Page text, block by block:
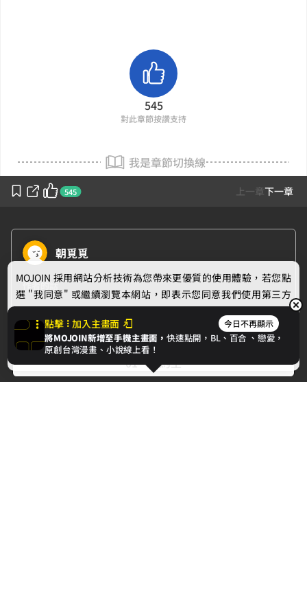
545 上一章下一章
545
對此章節按讚支持
我是章節切換線
朝覓覓
作者的話
01‧契約主
點擊 加入主畫面 今日不再顯示
將MOJOIN新增至手機主畫面，快速點開，BL、 百合 、戀愛，
原創台灣漫畫、小說線上看！
MOJOIN 採用網站分析技術為您帶來更優質的使用體驗，若您點
選 "我同意" 或繼續瀏覽本網站，即表示您同意我們使用第三方
Cookie，欲瞭解更多資訊請見隱私權政策。
我同意